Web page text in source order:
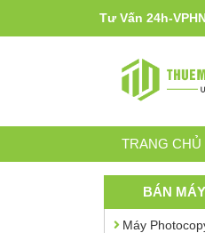
Tư Vấn 24h-
TRANG CHỦ
BÁN
Máy